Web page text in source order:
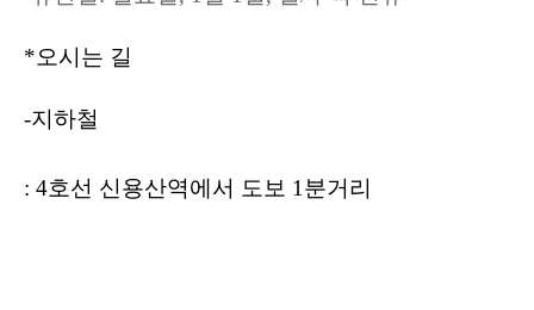
*오시는 길
-지하철
: 4호선 신용산역에서 도보 1분거리